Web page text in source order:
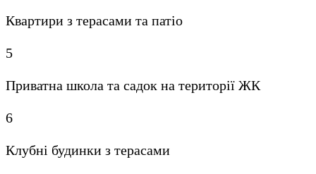
Квартири з терасами та патіо
5
Приватна школа та садок на території ЖК
6
Клубні будинки з терасами